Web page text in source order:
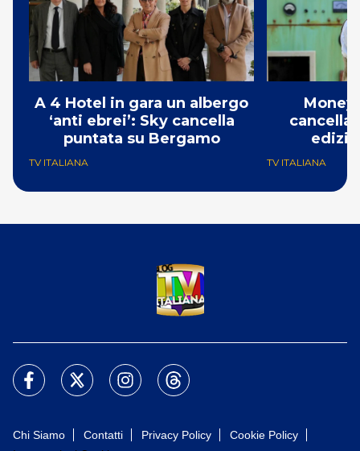
A 4 Hotel in gara un albergo
‘anti ebrei’: Sky cancella
puntata su Bergamo
TV ITALIANA
Money
TV ITALIANA
Chi Siamo Contatti Privacy Policy
Cookie Policy